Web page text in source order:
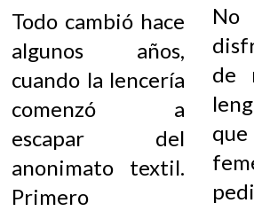
Todo cambió hace
algunos años,
cuando la lencería
comenzó a
escapar del
anonimato textil.
Primero
No
de